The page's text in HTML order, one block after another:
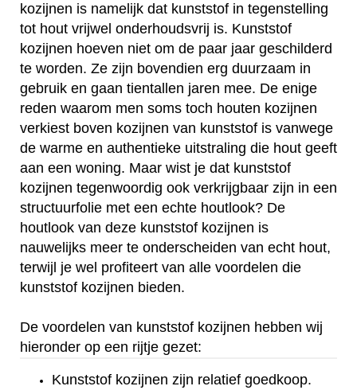
kozijnen is namelijk dat kunststof in tegenstelling
tot hout vrijwel onderhoudsvrij is. Kunststof
kozijnen hoeven niet om de paar jaar geschilderd
te worden. Ze zijn bovendien erg duurzaam in
gebruik en gaan tientallen jaren mee. De enige
reden waarom men soms toch houten kozijnen
verkiest boven kozijnen van kunststof is vanwege
de warme en authentieke uitstraling die hout geeft
aan een woning. Maar wist je dat kunststof
kozijnen tegenwoordig ook verkrijgbaar zijn in een
structuurfolie met een echte houtlook? De
houtlook van deze kunststof kozijnen is
nauwelijks meer te onderscheiden van echt hout,
terwijl je wel profiteert van alle voordelen die
kunststof kozijnen bieden.
De voordelen van kunststof kozijnen hebben wij
hieronder op een rijtje gezet:
Kunststof kozijnen zijn relatief goedkoop.